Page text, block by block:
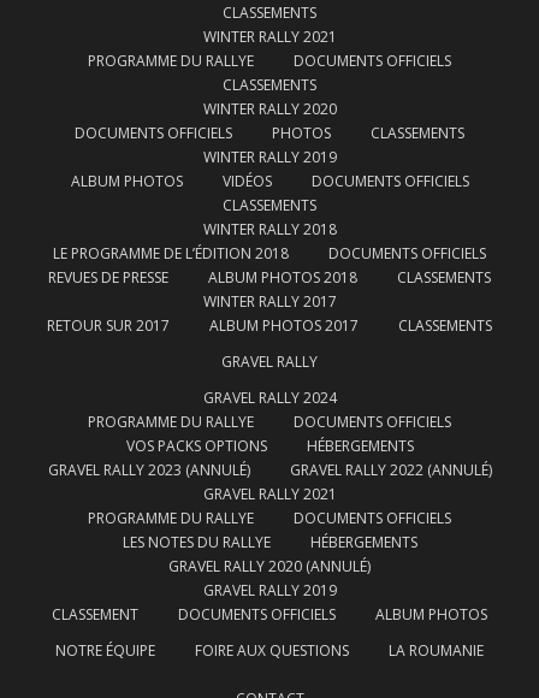
CLASSEMENTS
WINTER RALLY 2021
PROGRAMME DU RALLYE
DOCUMENTS OFFICIELS
CLASSEMENTS
WINTER RALLY 2020
DOCUMENTS OFFICIELS
PHOTOS
CLASSEMENTS
WINTER RALLY 2019
ALBUM PHOTOS
VIDÉOS
DOCUMENTS OFFICIELS
CLASSEMENTS
WINTER RALLY 2018
LE PROGRAMME DE L’ÉDITION 2018
DOCUMENTS OFFICIELS
REVUES DE PRESSE
ALBUM PHOTOS 2018
CLASSEMENTS
WINTER RALLY 2017
RETOUR SUR 2017
ALBUM PHOTOS 2017
CLASSEMENTS
GRAVEL RALLY
GRAVEL RALLY 2024
PROGRAMME DU RALLYE
DOCUMENTS OFFICIELS
VOS PACKS OPTIONS
HÉBERGEMENTS
GRAVEL RALLY 2023 (ANNULÉ)
GRAVEL RALLY 2022 (ANNULÉ)
GRAVEL RALLY 2021
PROGRAMME DU RALLYE
DOCUMENTS OFFICIELS
LES NOTES DU RALLYE
HÉBERGEMENTS
GRAVEL RALLY 2020 (ANNULÉ)
GRAVEL RALLY 2019
CLASSEMENT
DOCUMENTS OFFICIELS
ALBUM PHOTOS
NOTRE ÉQUIPE
FOIRE AUX QUESTIONS LA ROUMANIE